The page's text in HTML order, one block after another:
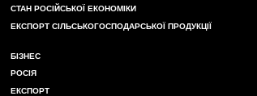
СТАН РОСІЙСЬКОЇ ЕКОНОМІКИ
ЕКСПОРТ СІЛЬСЬКОГОСПОДАРСЬКОЇ ПРОДУКЦІЇ
БІЗНЕС
РОСІЯ
ЕКСПОРТ